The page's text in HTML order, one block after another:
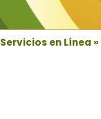
Servicios en Línea »